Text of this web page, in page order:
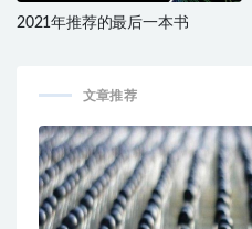
2021年推荐的最后一本书
文章推荐